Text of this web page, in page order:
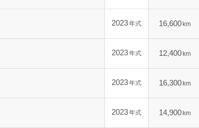
2023年式 16,600 km
2023年式 12,400 km
2023年式 16,300 km
2023年式 14,900 km